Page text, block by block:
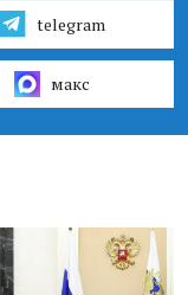
telegram
макс